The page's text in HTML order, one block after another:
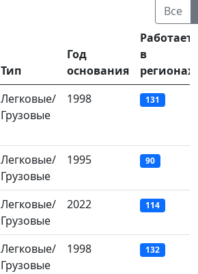
Все
Тип
Год
основания
Работает
в
регионах
Легковые/
Грузовые
1998 131
Легковые/
Грузовые
1995 90
Легковые/
Грузовые
2022 114
Легковые/
Грузовые
1998 132